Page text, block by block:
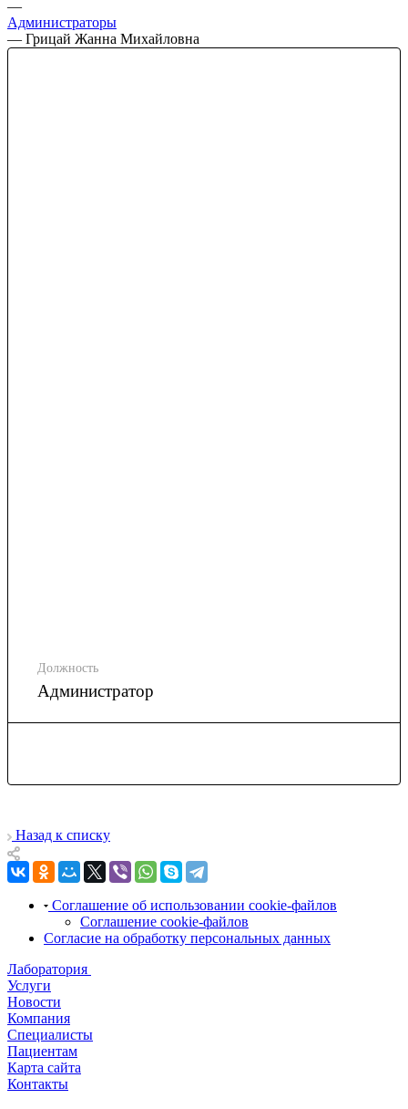
—
Администраторы
— Грицай Жанна Михайловна
Должность
Администратор
Назад к списку
Соглашение об использовании cookie-файлов
Соглашение cookie-файлов
Согласие на обработку персональных данных
Лаборатория
Услуги
Новости
Компания
Специалисты
Пациентам
Карта сайта
Контакты